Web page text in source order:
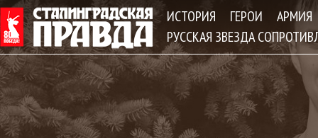
ИСТОРИЯ ГЕРОИ
АРМИЯ
РУССКАЯ ЗВЕЗДА